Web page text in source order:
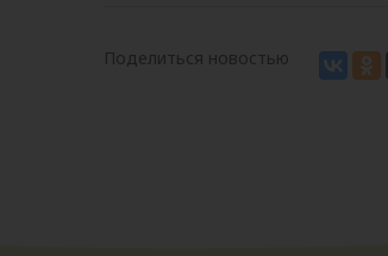
Поделиться новостью